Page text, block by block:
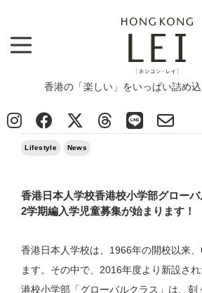
香港の「楽しい」をいっぱい詰め
Lifestyle
>
2025/04/25
Lifestyle News
香港日本人学校香港校小学部グロー
2学期編入学児童募集が始まります！
⾹港⽇本⼈学校は、1966年の開校以来
ます。その中で、2016年度より新設さ
港校⼩学部「グローバルクラス」は、刻